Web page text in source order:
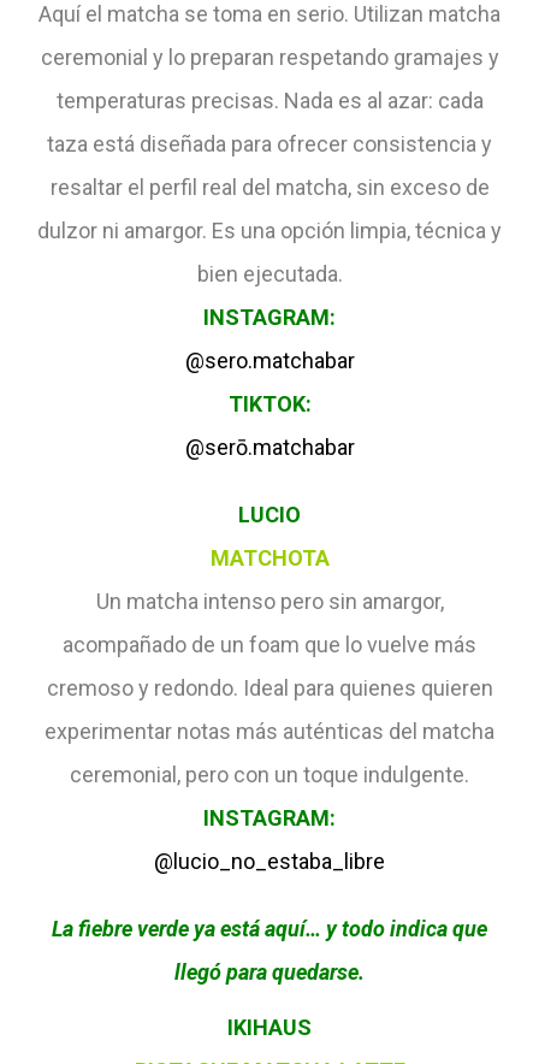
Aquí el matcha se toma en serio. Utilizan matcha
ceremonial y lo preparan respetando gramajes y
temperaturas precisas. Nada es al azar: cada
taza está diseñada para ofrecer consistencia y
resaltar el perfil real del matcha, sin exceso de
dulzor ni amargor. Es una opción limpia, técnica y
bien ejecutada.
INSTAGRAM:
@sero.matchabar
TIKTOK:
@serō.matchabar
LUCIO
MATCHOTA
Un matcha intenso pero sin amargor,
acompañado de un foam que lo vuelve más
cremoso y redondo. Ideal para quienes quieren
experimentar notas más auténticas del matcha
ceremonial, pero con un toque indulgente.
INSTAGRAM:
@lucio_no_estaba_libre
La fiebre verde ya estáaquí… y todo indica que
llegó para quedarse.
IKIHAUS